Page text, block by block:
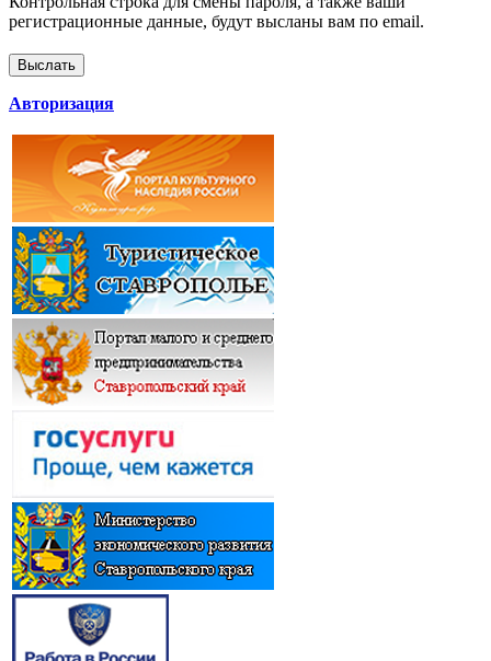
регистрационные данные, будут высланы вам по email.
Авторизация